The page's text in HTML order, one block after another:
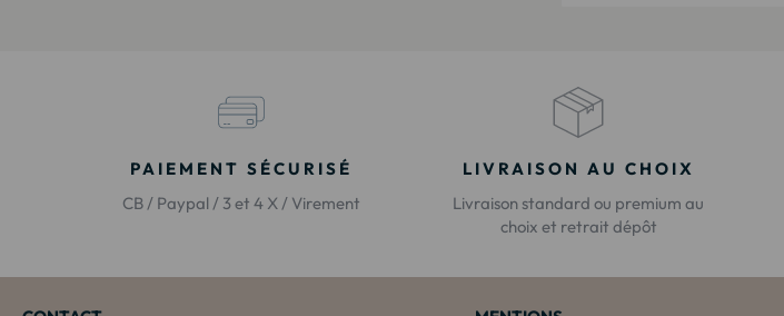
PAIEMENT SÉCURISÉ
CB / Paypal / 3 et 4 X / Virement
LIVRAISON AU CHOIX
Livraison standard ou premium au
choix et retrait dépôt